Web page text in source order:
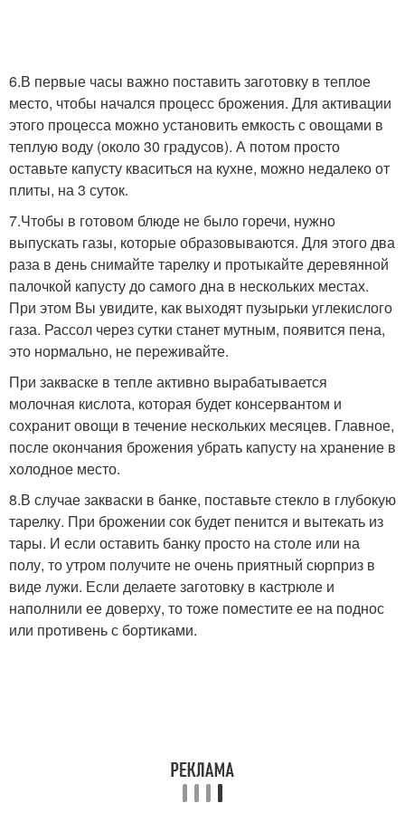
6.В первые часы важно поставить заготовку в теплое
место, чтобы начался процесс брожения. Для активации
этого процесса можно установить емкость с овощами в
теплую воду (около 30 градусов). А потом просто
оставьте капусту кваситься на кухне, можно недалеко от
плиты, на 3 суток.
7.Чтобы в готовом блюде не было горечи, нужно
выпускать газы, которые образовываются. Для этого два
раза в день снимайте тарелку и протыкайте деревянной
палочкой капусту до самого дна в нескольких местах.
При этом Вы увидите, как выходят пузырьки углекислого
газа. Рассол через сутки станет мутным, появится пена,
это нормально, не переживайте.
При закваске в тепле активно вырабатывается
молочная кислота, которая будет консервантом и
сохранит овощи в течение нескольких месяцев. Главное,
после окончания брожения убрать капусту на хранение в
холодное место.
8.В случае закваски в банке, поставьте стекло в глубокую
тарелку. При брожении сок будет пенится и вытекать из
тары. И если оставить банку просто на столе или на
полу, то утром получите не очень приятный сюрприз в
виде лужи. Если делаете заготовку в кастрюле и
наполнили ее доверху, то тоже поместите ее на поднос
или противень с бортиками.